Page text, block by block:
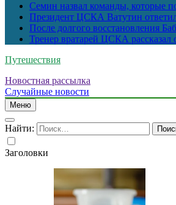
Семин назвал команды, которые
Президент ЦСКА Ватутин
После долгого восстановления
Тренер вратарей ЦСКА рассказал
Путешествия
Новостная рассылка
Случайные новости
Меню
Найти:
Заголовки